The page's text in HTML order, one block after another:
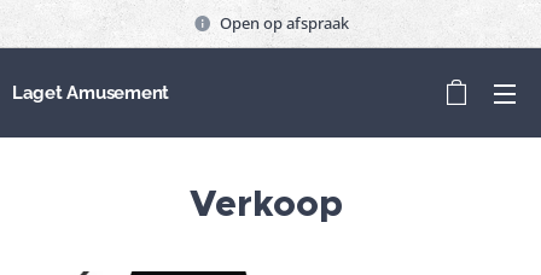
Open op afspraak
Laget Amusement
Verkoop